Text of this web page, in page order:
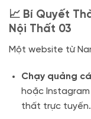
📈 Bí Quyết
Nội Thất 03
Một website từ
Chạy quảng
hoặc
thất trực tuyến.